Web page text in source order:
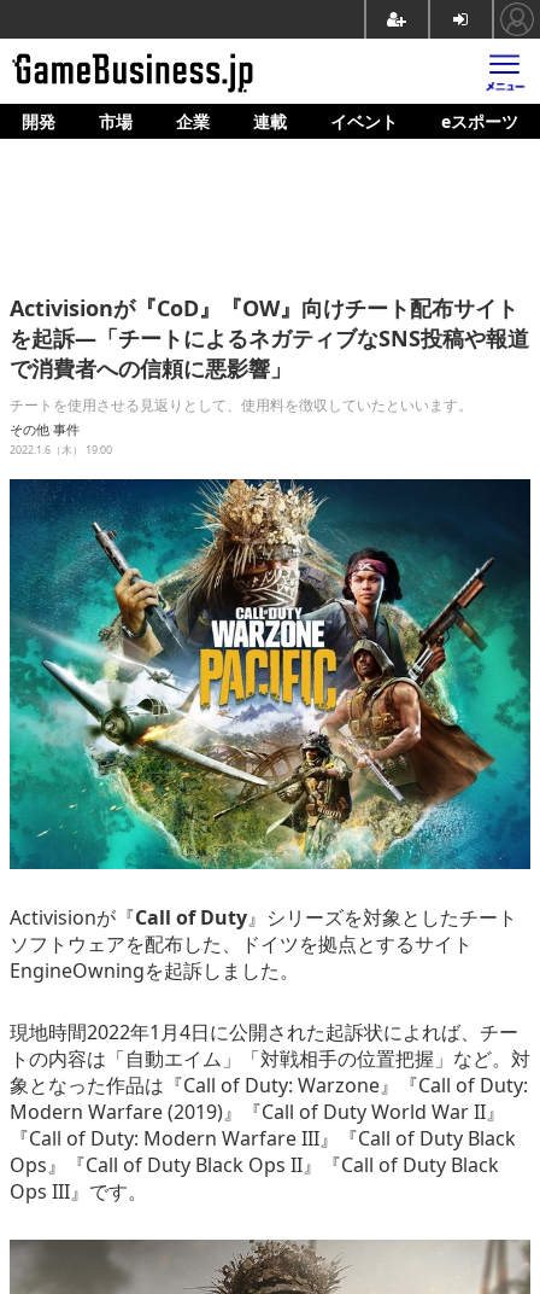
ホーム
企業動向
人材育成
産業政策
イベント/セミナー
eスポーツ
開発 市場 企業 連載 イベント eスポーツ
Activisionが『CoD』『OW』向けチート配布サイト
を起訴―「チートによるネガティブなSNS投稿や報道
で消費者への信頼に悪影響」
チートを使用させる見返りとして、使用料を徴収していたといいます。
その他 事件
2022.1.6（木） 19:00
Activisionが『Call of Duty』シリーズを対象としたチート
ソフトウェアを配布した、ドイツを拠点とするサイト
EngineOwningを起訴しました。
現地時間2022年1月4日に公開された起訴状によれば、チー
トの内容は「自動エイム」「対戦相手の位置把握」など。対
象となった作品は『Call of Duty: Warzone』『Call of Duty:
Modern Warfare (2019)』『Call of Duty World War II』
『Call of Duty: Modern Warfare III』『Call of Duty Black
Ops』『Call of Duty Black Ops II』『Call of Duty Black
Ops III』です。